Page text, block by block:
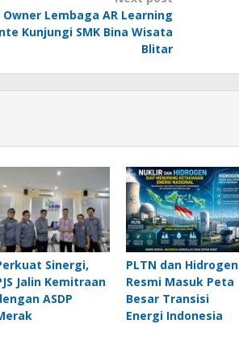
Owner Lembaga AR Learning
Kunjungi SMK Bina Wisata
Blitar
Sinergi,
Jalin Kemitraan
ASDP
PLTN dan Hidrogen
Resmi Masuk Peta
Besar Transisi
Energi Indonesia